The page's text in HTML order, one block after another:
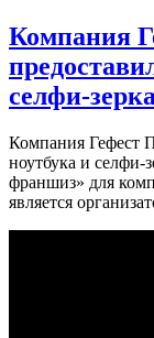
Компания
селфи-
Компания Гефест
ноутбука и селфи-
франшиз» для
является